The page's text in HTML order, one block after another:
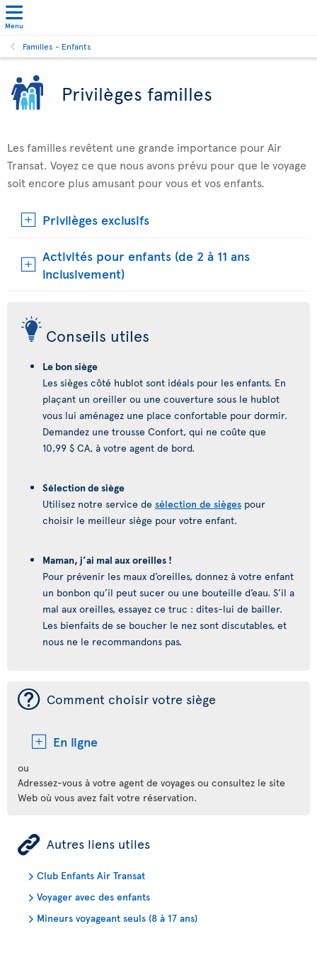
Menu
Familles - Enfants
Privilèges familles
Les familles revêtent une grande importance pour Air
Transat. Voyez ce que nous avons prévu pour que le voyage
soit encore plus amusant pour vous et vos enfants.
Privilèges exclusifs
Activités pour enfants (de 2 à 11 ans
inclusivement)
Conseils utiles
Le bon siège
Les sièges côté hublot sont idéals pour les enfants. En
plaçant un oreiller ou une couverture sous le hublot
vous lui aménagez une place confortable pour dormir.
Demandez une trousse Confort, qui ne coûte que
10,99 $ CA, à votre agent de bord.
Sélection de siège
Utilisez notre service de sélection de sièges pour
choisir le meilleur siège pour votre enfant.
Maman, j’ai mal aux oreilles !
Pour prévenir les maux d’oreilles, donnez à votre enfant
un bonbon qu’il peut sucer ou une bouteille d’eau. S’il a
mal aux oreilles, essayez ce truc : dites-lui de bailler.
Les bienfaits de se boucher le nez sont discutables, et
nous ne le recommandons pas.
¯ Comment choisir votre siège
En ligne
ou
Adressez-vous à votre agent de voyages ou consultez le site
Web où vous avez fait votre réservation.
ÿ Autres liens utiles
Club Enfants Air Transat
Voyager avec des enfants
Mineurs voyageant seuls (8 à 17 ans)